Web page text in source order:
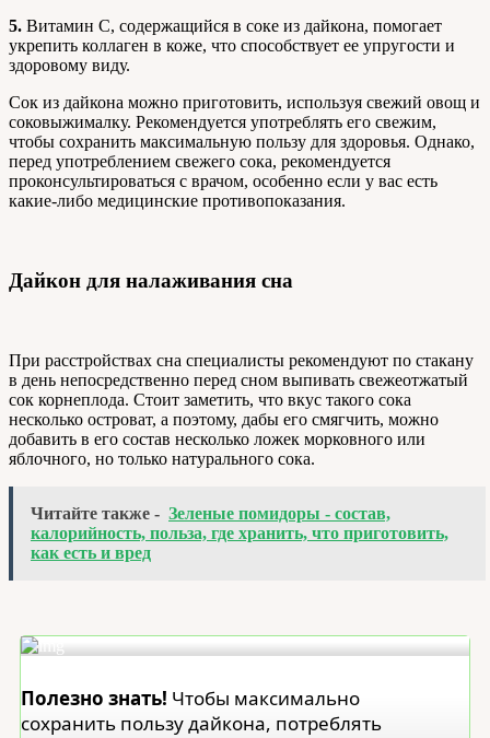
5. Витамин С, содержащийся в соке из дайкона, помогает
укрепить коллаген в коже, что способствует ее упругости и
здоровому виду.
Сок из дайкона можно приготовить, используя свежий овощ и
соковыжималку. Рекомендуется употреблять его свежим,
чтобы сохранить максимальную пользу для здоровья. Однако,
перед употреблением свежего сока, рекомендуется
проконсультироваться с врачом, особенно если у вас есть
какие-либо медицинские противопоказания.
Дайкон для налаживания сна
При расстройствах сна специалисты рекомендуют по стакану
в день непосредственно перед сном выпивать свежеотжатый
сок корнеплода. Стоит заметить, что вкус такого сока
несколько островат, а поэтому, дабы его смягчить, можно
добавить в его состав несколько ложек морковного или
яблочного, но только натурального сока.
Читайте также - Зеленые помидоры - состав,
калорийность, польза, где хранить, что приготовить,
как есть и вред
Полезно знать! Чтобы максимально
сохранить пользу дайкона, потреблять